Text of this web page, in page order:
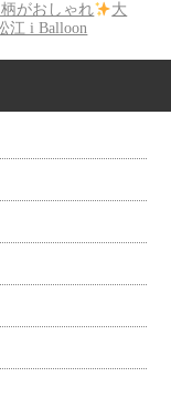
がおしゃれ
大
江 i Balloon